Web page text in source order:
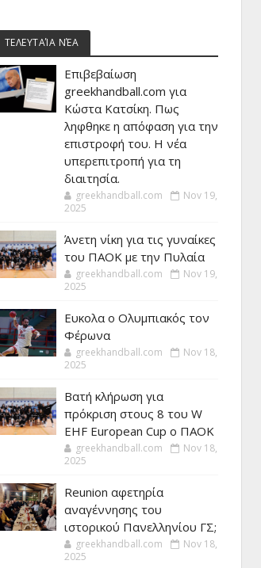
ΤΕΛΕΥΤΑΊΑ ΝΈΑ
Επιβεβαίωση
greekhandball.com για
Κώστα Κατσίκη. Πως
ληφθηκε η απόφαση για την
επιστροφή του. Η νέα
υπερεπιτροπή για τη
διαιτησία.
greekhandball.com
Nov 19,
2025
Άνετη νίκη για τις γυναίκες
του ΠΑΟΚ με την Πυλαία
greekhandball.com
Nov 19,
2025
Ευκολα ο Ολυμπιακός τον
Φέρωνα
greekhandball.com
Nov 18,
2025
Βατή κλήρωση για
πρόκριση στους 8 του W
EHF European Cup ο ΠΑΟΚ
greekhandball.com
Nov 18,
2025
Reunion αφετηρία
αναγέννησης του
ιστορικού Πανελληνίου ΓΣ;
greekhandball.com
Nov 18,
2025